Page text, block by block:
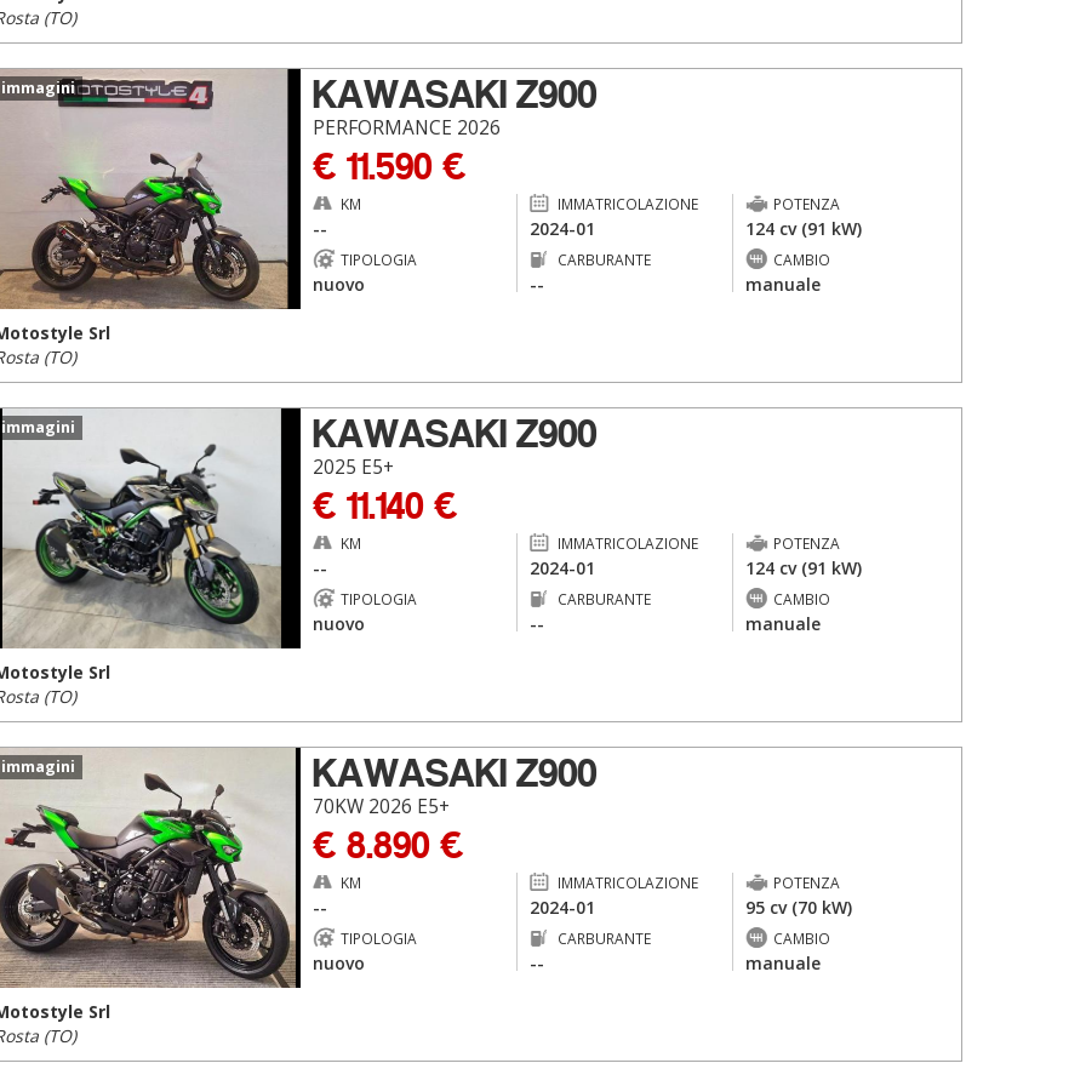
(TO)
immagini KAWASAKI Z900
PERFORMANCE 2026
€ 11.590 €
KM
--
IMMATRICOLAZIONE
2024-01
POTENZA
124 cv (91 kW)
TIPOLOGIA
nuovo
CARBURANTE
--
CAMBIO
manuale
Srl
(TO)
immagini KAWASAKI Z900
2025 E5+
€ 11.140 €
KM
--
IMMATRICOLAZIONE
2024-01
POTENZA
124 cv (91 kW)
TIPOLOGIA
nuovo
CARBURANTE
--
CAMBIO
manuale
Srl
(TO)
immagini KAWASAKI Z900
70KW 2026 E5+
€ 8.890 €
KM
--
IMMATRICOLAZIONE
2024-01
POTENZA
95 cv (70 kW)
TIPOLOGIA
nuovo
CARBURANTE
--
CAMBIO
manuale
Srl
(TO)